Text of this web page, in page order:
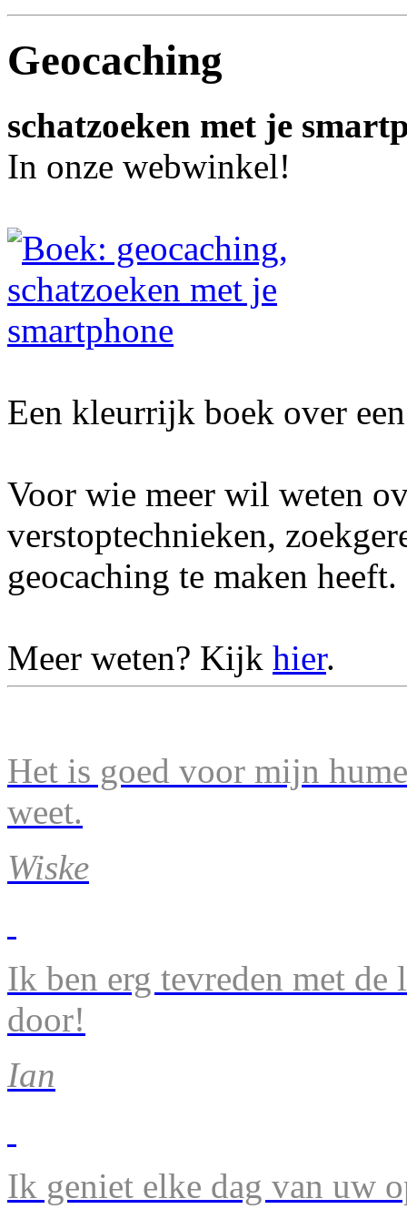
Geocaching
schatzoeken met je
In onze webwinkel!
Een kleurrijk boek over
Voor wie meer wil weten
verstoptechnieken,
geocaching te maken heeft.
Meer weten? Kijk hier.
Het is goed voor mijn
weet.
Wiske
Ik ben erg tevreden met de
door!
Ian
Ik geniet elke dag van uw